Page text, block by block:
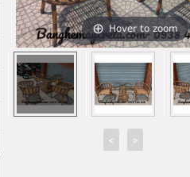
Hover to zoom